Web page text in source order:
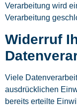
Verarbeitung wird
Verarbeitung
Widerruf
Viele
ausdrücklichen
bereits erteilte